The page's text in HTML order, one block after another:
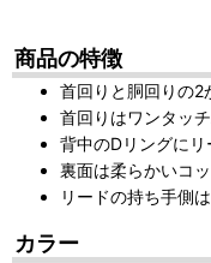
商品の特徴
首回りと胴回りの2
首回りはワンタッ
背中のDリングにリ
裏面は柔らかいコ
リードの持ち手側
カラー